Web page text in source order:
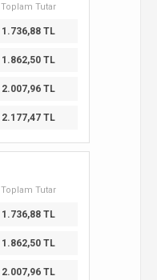
Toplam Tutar
1.736,88 TL
1.862,50 TL
2.007,96 TL
2.177,47 TL
Toplam Tutar
1.736,88 TL
1.862,50 TL
2.007,96 TL